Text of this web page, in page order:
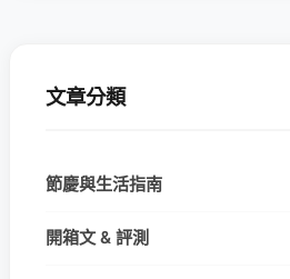
文章分類
節慶與生活指南
開箱文 & 評測